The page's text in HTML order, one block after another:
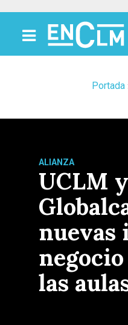
Portada
ALIANZA
UCLM y
nuevas
las